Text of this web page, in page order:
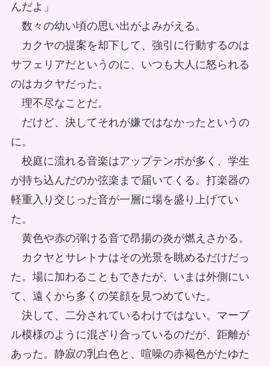
んだよ」
数々の幼い頃の思い出がよみがえる。
カクヤの提案を却下して、強引に行動するのは
サフェリアだというのに、いつも大人に怒られる
のはカクヤだった。
理不尽なことだ。
だけど、決してそれが嫌ではなかったというの
に。
校庭に流れる音楽はアップテンポが多く、学生
が持ち込んだのか弦楽まで届いてくる。打楽器の
軽重入り交じった音が一層に場を盛り上げてい
た。
黄色や赤の弾ける音で昂揚の炎が燃えさかる。
カクヤとサレトナはその光景を眺めるだけだっ
た。場に加わることもできたが、いまは外側にい
て、遠くから多くの笑顔を見つめていた。
決して、二分されているわけではない。マーブ
ル模様のように混ざり合っているのだが、距離が
あった。静寂の乳白色と、喧噪の赤褐色がたゆた